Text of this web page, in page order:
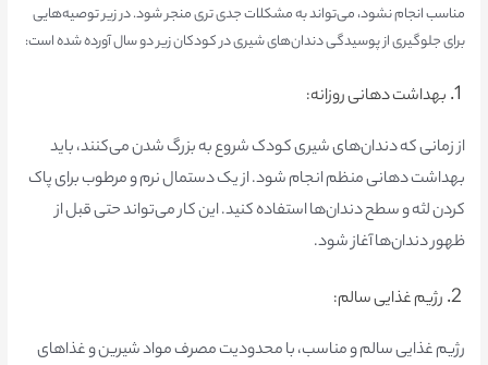
مناسب انجام نشود، می‌تواند به مشکلات جدی تری منجر شود. در زیر توصیه‌هایی
برای جلوگیری از پوسیدگی دندان‌های شیری در کودکان زیر دو سال آورده شده است:
بهداشت دهانی روزانه:
از زمانی که دندان‌های شیری کودک شروع به بزرگ شدن می‌کنند، باید
بهداشت دهانی منظم انجام شود. از یک دستمال نرم و مرطوب برای پاک
کردن لثه و سطح دندان‌ها استفاده کنید. این کار می‌تواند حتی قبل از
ظهور دندان‌ها آغاز شود.
رژیم غذایی سالم:
رژیم غذایی سالم و مناسب، با محدودیت مصرف مواد شیرین و غذاهای